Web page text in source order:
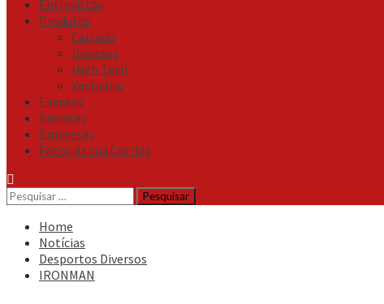
Entrevistas
Produtos
Calçado
Diversos
High Tech
Vestuário
Eventos
Revistas
Empresas
Fotos da sua Corrida
Pesquisar
por:
Home
Notícias
Desportos Diversos
IRONMAN